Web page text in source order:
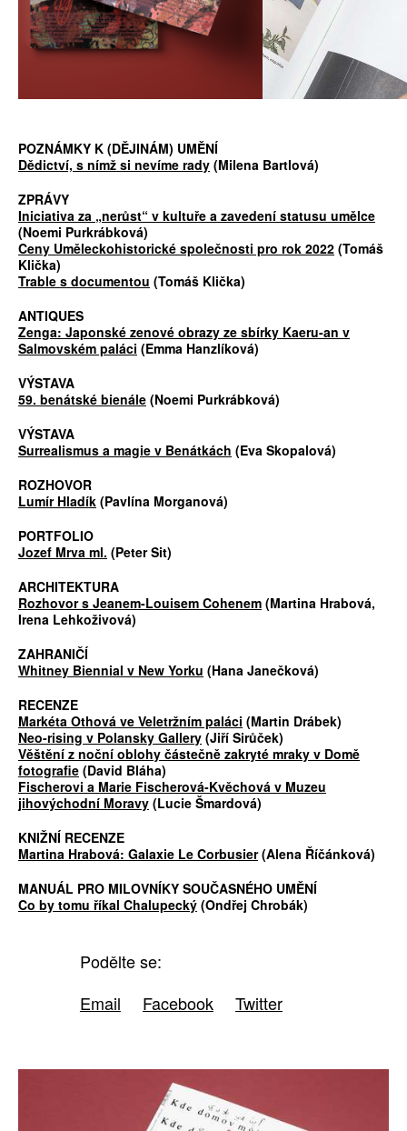
POZNÁMKY K (DĚJINÁM) UMĚNÍ
Dědictví, s nímž si nevíme rady (Milena Bartlová)
ZPRÁVY
Iniciativa za „nerůst“ v kultuře a zavedení statusu umělce
(Noemi Purkrábková)
Ceny Uměleckohistorické společnosti pro rok 2022 (Tomáš
Klička)
Trable s documentou (Tomáš Klička)
ANTIQUES
Zenga: Japonské zenové obrazy ze sbírky Kaeru-an v
Salmovském paláci (Emma Hanzlíková)
VÝSTAVA
59. benátské bienále (Noemi Purkrábková)
VÝSTAVA
Surrealismus a magie v Benátkách (Eva Skopalová)
ROZHOVOR
Lumír Hladík (Pavlína Morganová)
PORTFOLIO
Jozef Mrva ml. (Peter Sit)
ARCHITEKTURA
Rozhovor s Jeanem-Louisem Cohenem (Martina Hrabová,
Irena Lehkoživová)
ZAHRANIČÍ
Whitney Biennial v New Yorku (Hana Janečková)
RECENZE
Markéta Othová ve Veletržním paláci (Martin Drábek)
Neo-rising v Polansky Gallery (Jiří Sirůček)
Věštění z noční oblohy částečně zakryté mraky v Domě
fotografie (David Bláha)
Fischerovi a Marie Fischerová-Kvěchová v Muzeu
jihovýchodní Moravy (Lucie Šmardová)
KNIŽNÍ RECENZE
Martina Hrabová: Galaxie Le Corbusier(Alena Říčánková)
MANUÁL PRO MILOVNÍKY SOUČASNÉHO UMĚNÍ
Co by tomu říkal Chalupecký (Ondřej Chrobák)
Podělte se:
Email
Facebook Twitter